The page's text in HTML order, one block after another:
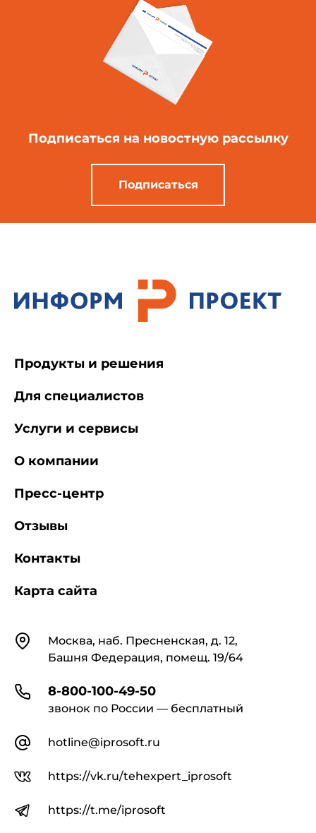
Подписаться на новостную рассылку
Подписаться
КонтактыМосква, наб. Пресненская, д. 12,
Башня Федерация, помещ. 19/64
8-800-100-49-50
звонок по России — бесплатный
hotline@iprosoft.ru
https://vk.ru/tehexpert_iprosoft
https://t.me/iprosoft
Продукты и решения
Для специалистов
Услуги и сервисы
О компании
Пресс-центр
Отзывы
Контакты
Карта сайта